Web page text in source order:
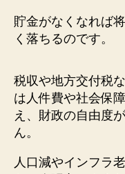
貯金がなくなれば
く落ちるのです。
税収や地方交付税
は人件費や社会保
え、財政の自由度
ん。
人口減やインフラ